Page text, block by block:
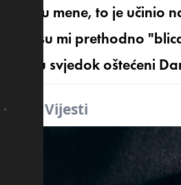
u mene, to je učinio
koji su mi prethodno
svjedok oštećeni
Vijesti